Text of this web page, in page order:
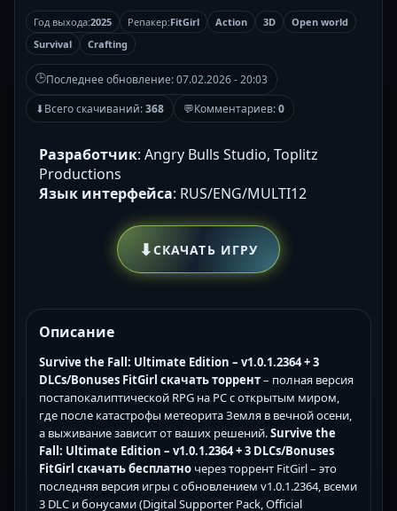
Год выхода:2025 Репакер:FitGirl Action 3D
Open world
Survival
Crafting
🕒Последнее обновление:07.02.2026 - 20:03
⬇Всего скачиваний:368 💬Комментариев:0
Разработчик: Angry Bulls Studio, Toplitz
Productions
Язык интерфейса: RUS/ENG/MULTI12
⬇СКАЧАТЬ ИГРУ
Описание
Survive the Fall: Ultimate Edition – v1.0.1.2364 + 3
DLCs/Bonuses FitGirl скачать торрент– полная версия
постапокалиптической RPG на PC с открытым миром,
где после катастрофы метеорита Земля в вечной осени,
а выживание зависит от ваших решений.Survive the
Fall: Ultimate Edition – v1.0.1.2364 + 3 DLCs/Bonuses
FitGirl скачать бесплатно через торрент FitGirl – это
последняя версия игры с обновлением v1.0.1.2364, всеми
3 DLC и бонусами (Digital Supporter Pack, Official